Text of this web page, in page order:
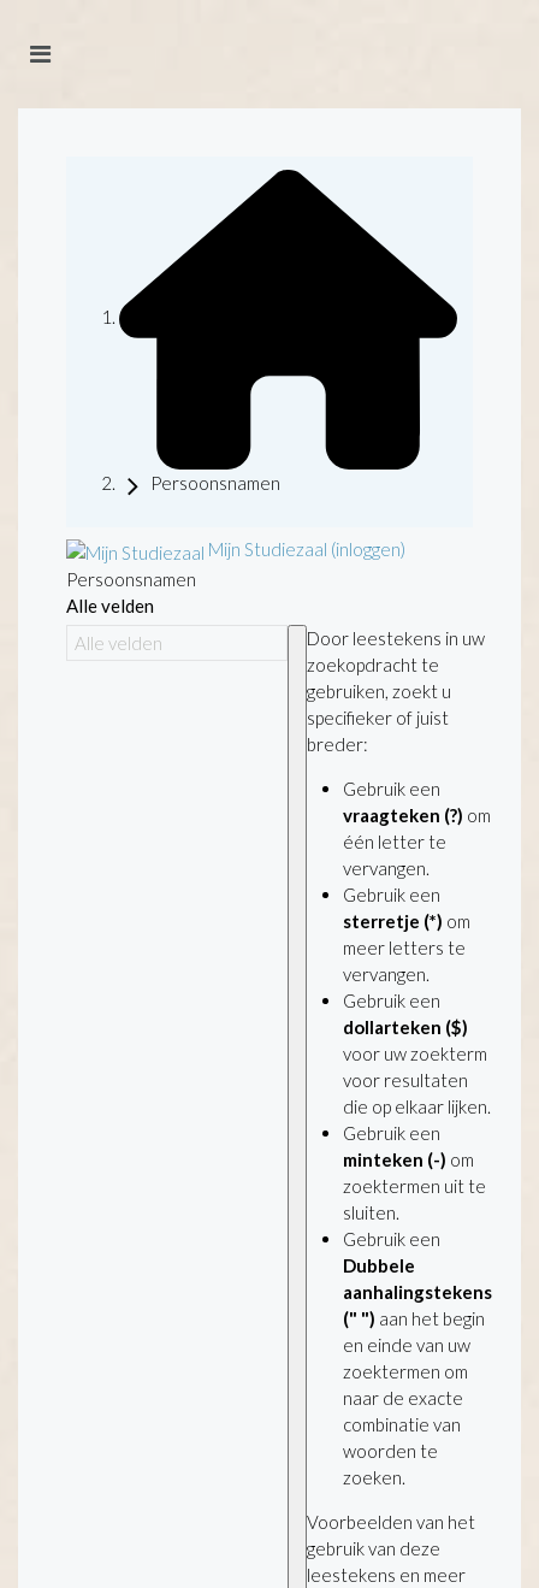
Persoonsnamen
Mijn Studiezaal (inloggen)
Persoonsnamen
Alle velden
Door leestekens in uw
zoekopdracht te
gebruiken, zoekt u
specifieker of juist
breder:
Gebruik een
vraagteken (?) om
één letter te
vervangen.
Gebruik een
sterretje (*) om
meer letters te
vervangen.
Gebruik een
dollarteken ($)
voor uw zoekterm
voor resultaten
die op elkaar lijken.
Gebruik een
minteken (-) om
zoektermen uit te
sluiten.
Gebruik een
Dubbele
aanhalingstekens
(" ") aan het begin
en einde van uw
zoektermen om
naar de exacte
combinatie van
woorden te
zoeken.
Voorbeelden van het
gebruik van deze
leestekens en meer